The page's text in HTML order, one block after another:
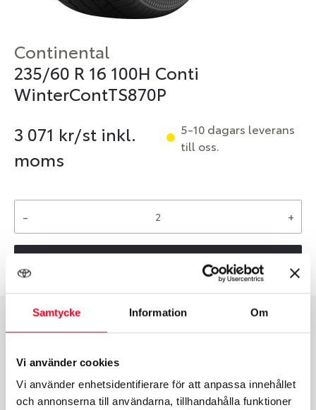
Samtycke Information Om
Vi använder cookies
Vi använder enhetsidentifierare för att anpassa innehållet
och annonserna till användarna, tillhandahålla funktioner
Continental
235/60 R 16 100H Conti
WinterContTS870P
3 071 kr/st inkl.
moms
5-10 dagars leverans
till oss.
- +
Däcktyp Däckstorlek
1492